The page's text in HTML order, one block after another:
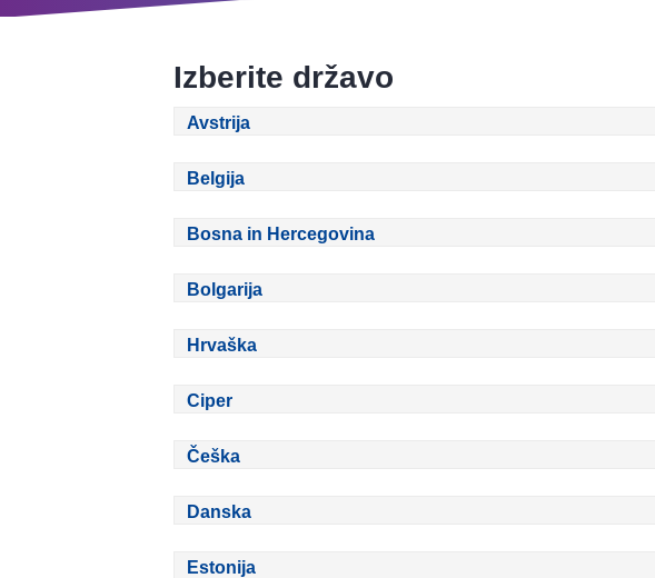
Izberite državo
Avstrija
Belgija
Bosna in Hercegovina
Bolgarija
Hrvaška
Ciper
Češka
Danska
Estonija